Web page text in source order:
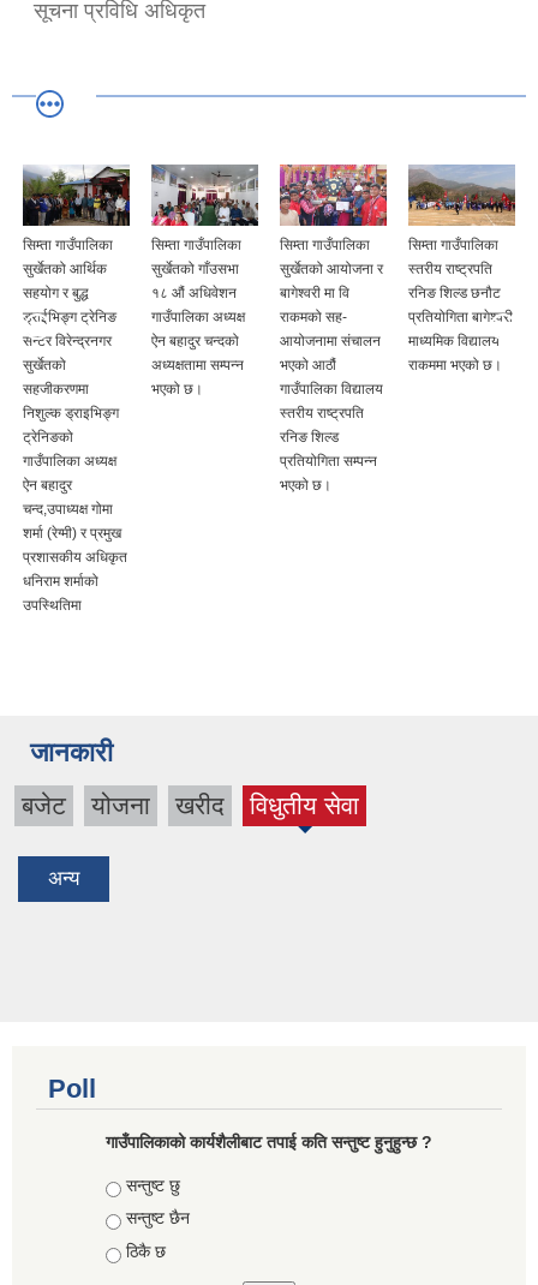
सूचना प्रविधि अधिकृत
सिम्ता गाउँपालिका
सुर्खेतको आर्थिक
सहयोग र बुद्ध
ड्राईभिङ्ग ट्रेनिङ
सेन्टर विरेन्द्रनगर
सुर्खेतको
सहजीकरणमा
निशुल्क ड्राइभिङ्ग
ट्रेनिङको
गाउँपालिका अध्यक्ष
ऐन बहादुर
चन्द,उपाध्यक्ष गोमा
शर्मा (रेग्मी) र प्रमुख
प्रशासकीय अधिकृत
धनिराम शर्माको
उपस्थितिमा
सिम्ता गाउँपालिका
सुर्खेतको गाँउसभा
१८ औं अधिवेशन
गाउँपालिका अध्यक्ष
ऐन बहादुर चन्दको
अध्यक्षतामा सम्पन्न
भएको छ।
सिम्ता गाउँपालिका
सुर्खेतको आयोजना र
बागेश्वरी मा वि
राकमको सह-
आयोजनामा संचालन
भएको आठौं
गाउँपालिका विद्यालय
स्तरीय राष्ट्रपति
रनिङ शिल्ड
प्रतियोगिता सम्पन्न
भएको छ।
सिम्ता गाउँपालिका
स्तरीय राष्ट्रपति
रनिङ शिल्ड छनौट
प्रतियोगिता बागेश्वरी
माध्यमिक विद्यालय
राकममा भएको छ।
जानकारी
बजेट योजना खरीद विधुतीय सेवा
(active
अन्य
Poll
गाउँपालिकाको कार्यशैलीबाट तपाई कति सन्तुष्ट हुनुहुन्छ ?
Choices
सन्तुष्ट छु
सन्तुष्ट छैन
ठिकै छ